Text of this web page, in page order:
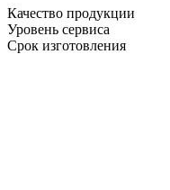
Качество продукции
Уровень сервиса
Срок изготовления